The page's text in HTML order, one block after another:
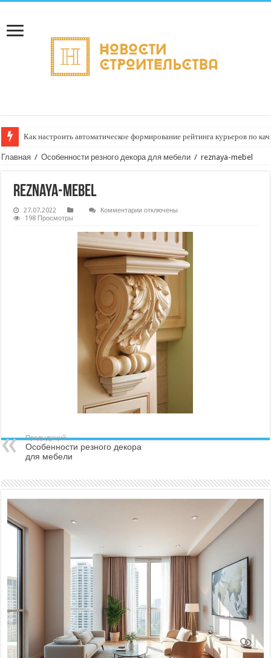
Как настроить автоматическое формирование рейтинга курьеров по
Главная / Особенности резного декора для мебели / reznaya-mebel
reznaya-mebel
27.07.2022 Комментариик
mebel
отключены
198 Просмотры
Предыдущий
Особенности резного декора
для мебели